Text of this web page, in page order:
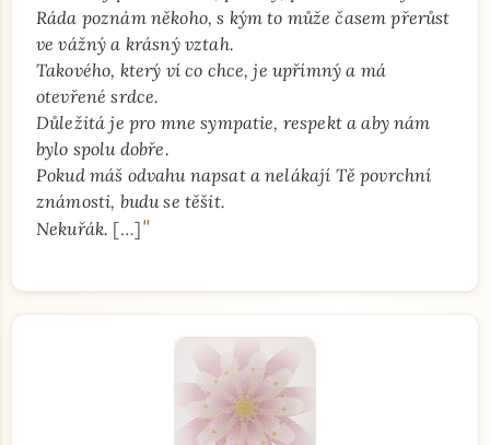
Ráda poznám někoho, s kým to může časem přerůst
ve vážný a krásný vztah.
Takového, který ví co chce, je upřímný a má
otevřené srdce.
Důležitá je pro mne sympatie, respekt a aby nám
bylo spolu dobře.
Pokud máš odvahu napsat a nelákají Tě povrchní
známosti, budu se těšit.
Nekuřák. […]"